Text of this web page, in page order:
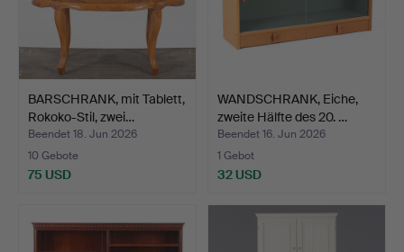
BARSCHRANK, mit Tablett,
Rokoko-Stil, zwei…
Beendet 18. Jun 2026
10 Gebote
75 USD
WANDSCHRANK, Eiche,
zweite Hälfte des 20. …
Beendet 16. Jun 2026
1 Gebot
32 USD